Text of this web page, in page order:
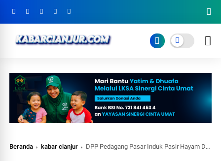
Beranda kabar cianjur DPP Pedagang Pasar Induk Pasir Hayam Desak Pemkab Serius Tangani Pedagang Liar